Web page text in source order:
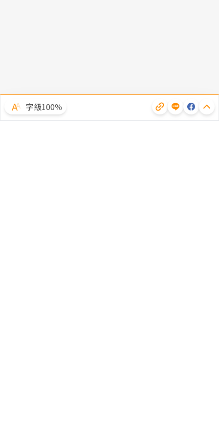
字級100％